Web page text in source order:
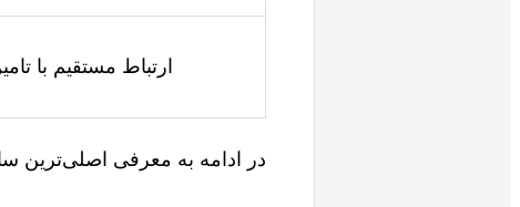
ارتباط مستقیم با
در ادامه به معرفی اصلی‌ترین